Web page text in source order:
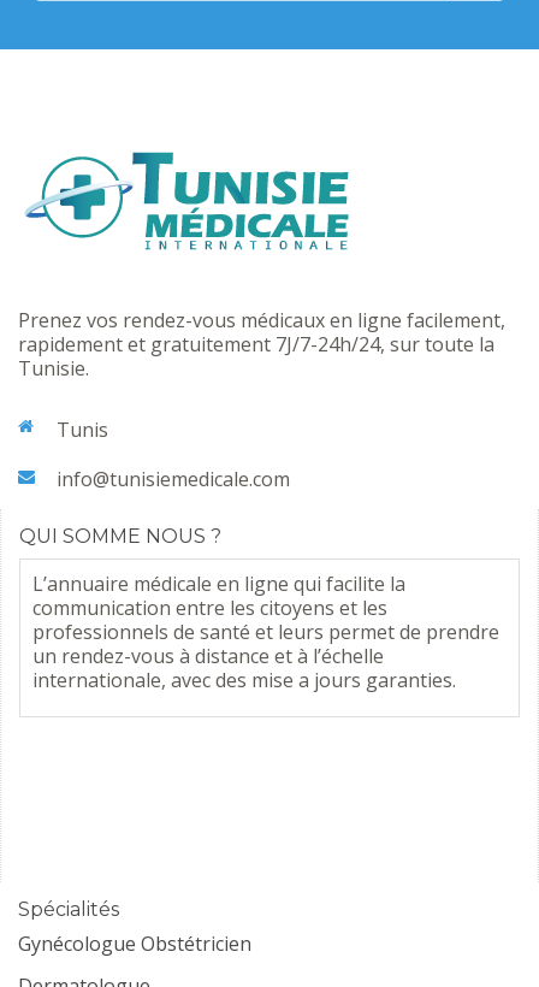
Prenez vos rendez-vous médicaux en ligne facilement,
rapidement et gratuitement 7J/7-24h/24, sur toute la
Tunisie.
Tunis
info@tunisiemedicale.com
QUI SOMME NOUS ?
L’annuaire médicale en ligne qui facilite la
communication entre les citoyens et les
professionnels de santé et leurs permet de prendre
un rendez-vous à distance et à l’échelle
internationale, avec des mise a jours garanties.
Spécialités
Gynécologue Obstétricien